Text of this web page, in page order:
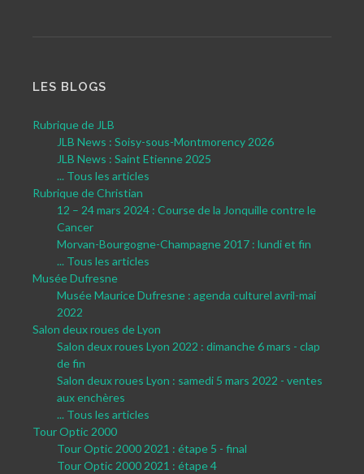
LES BLOGS
Rubrique de JLB
JLB News : Soisy-sous-Montmorency 2026
JLB News : Saint Etienne 2025
... Tous les articles
Rubrique de Christian
12 – 24 mars 2024 : Course de la Jonquille contre le
Cancer
Morvan-Bourgogne-Champagne 2017 : lundi et fin
... Tous les articles
Musée Dufresne
Musée Maurice Dufresne : agenda culturel avril-mai
2022
Salon deux roues de Lyon
Salon deux roues Lyon 2022 : dimanche 6 mars - clap
de fin
Salon deux roues Lyon : samedi 5 mars 2022 - ventes
aux enchères
... Tous les articles
Tour Optic 2000
Tour Optic 2000 2021 : étape 5 - final
Tour Optic 2000 2021 : étape 4